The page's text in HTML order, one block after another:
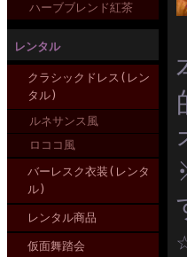
ハーブブレンド紅茶
レンタル
クラシックドレス(レン
タル)
ルネサンス風
ロココ風
バーレスク衣装(レンタ
ル)
レンタル商品
仮面舞踏会